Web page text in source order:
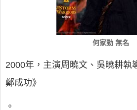
何家勁 無名
2000年，主演周曉文、吳曉耕執
鄭成功》
。